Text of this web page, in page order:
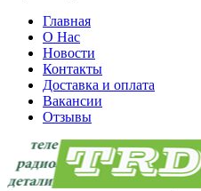
Главная
О Нас
Новости
Контакты
Доставка и оплата
Вакансии
Отзывы